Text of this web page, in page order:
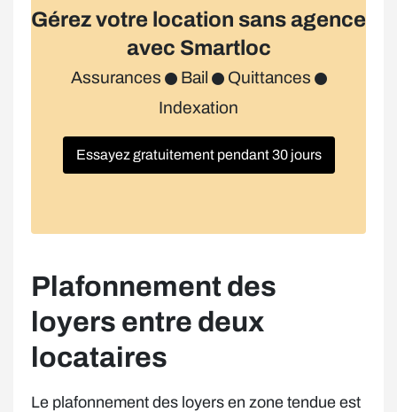
Gérez votre location sans agence
avec Smartloc
Assurances Bail
Quittances
Indexation
Essayez gratuitement pendant 30 jours
Plafonnement des
loyers entre deux
locataires
Le plafonnement des loyers en zone tendue est